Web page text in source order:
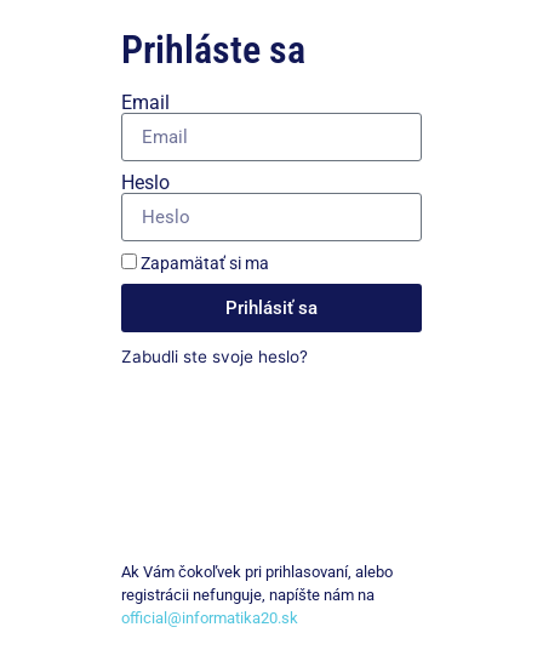
Prihláste sa
Email
Heslo
Zapamätať si ma
Prihlásiť sa
Zabudli ste svoje heslo?
Ak Vám čokoľvek pri prihlasovaní, alebo
registrácii nefunguje, napíšte nám na
official@informatika20.sk